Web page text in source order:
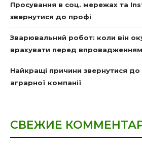
Просування в соц. мережах та
звернутися до профі
Зварювальний робот: коли він
врахувати перед впровадженням
Найкращі причини звернутися до
аграрної компанії
СВЕЖИЕ